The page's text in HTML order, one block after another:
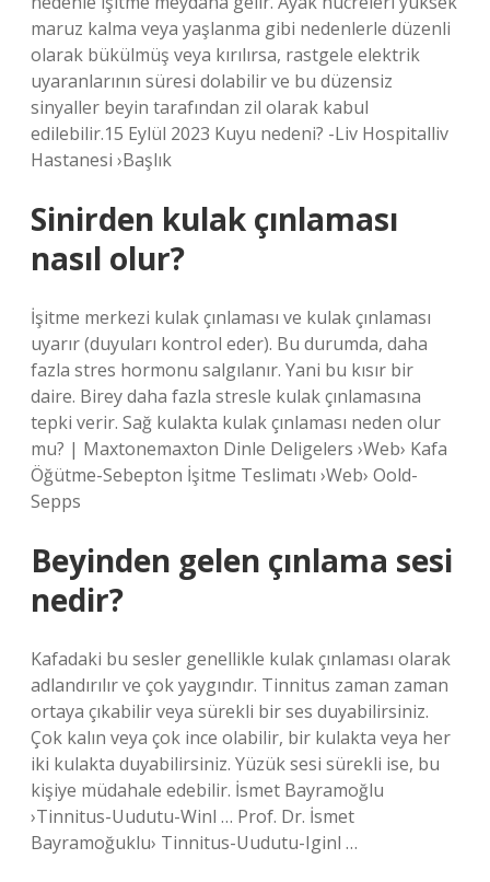
maruz kalma veya yaşlanma gibi nedenlerle düzenli
olarak bükülmüş veya kırılırsa, rastgele elektrik
uyaranlarının süresi dolabilir ve bu düzensiz
sinyaller beyin tarafından zil olarak kabul
edilebilir.15 Eylül 2023 Kuyu nedeni? -Liv Hospitalliv
Hastanesi ›Başlık
Sinirden kulak çınlaması
nasıl olur?
İşitme merkezi kulak çınlaması ve kulak çınlaması
uyarır (duyuları kontrol eder). Bu durumda, daha
fazla stres hormonu salgılanır. Yani bu kısır bir
daire. Birey daha fazla stresle kulak çınlamasına
tepki verir. Sağ kulakta kulak çınlaması neden olur
mu? | Maxtonemaxton Dinle Deligelers ›Web› Kafa
Öğütme-Sebepton İşitme Teslimatı ›Web› Oold-
Sepps
Beyinden gelen çınlama sesi
nedir?
Kafadaki bu sesler genellikle kulak çınlaması olarak
adlandırılır ve çok yaygındır. Tinnitus zaman zaman
ortaya çıkabilir veya sürekli bir ses duyabilirsiniz.
Çok kalın veya çok ince olabilir, bir kulakta veya her
iki kulakta duyabilirsiniz. Yüzük sesi sürekli ise, bu
kişiye müdahale edebilir. İsmet Bayramoğlu
›Tinnitus-Uudutu-Winl … Prof. Dr. İsmet
Bayramoğuklu› Tinnitus-Uudutu-Iginl …